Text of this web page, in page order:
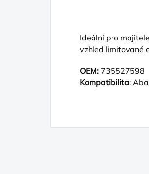
Ideální pro
vzhled limitované
OEM: 735527598
Kompatibilita: